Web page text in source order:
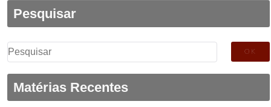
Pesquisar
Pesquisar
por:
Matérias Recentes